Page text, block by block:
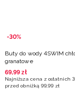
-30%
Buty do wody 4SWIM
granatowe
69,99 zł
Najniższa cena z ostatnich
przed obniżką 99,99 zł